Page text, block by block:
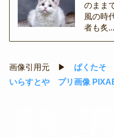
のまま
風の時
者も炙...
画像引用元 ▶ ぱくたそ
いらすとや
プリ画像